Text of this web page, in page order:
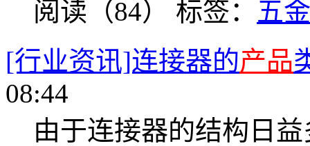
阅读（84） 标签： 五
[行业资讯]连接器的产品
08:44
由于连接器的结构日